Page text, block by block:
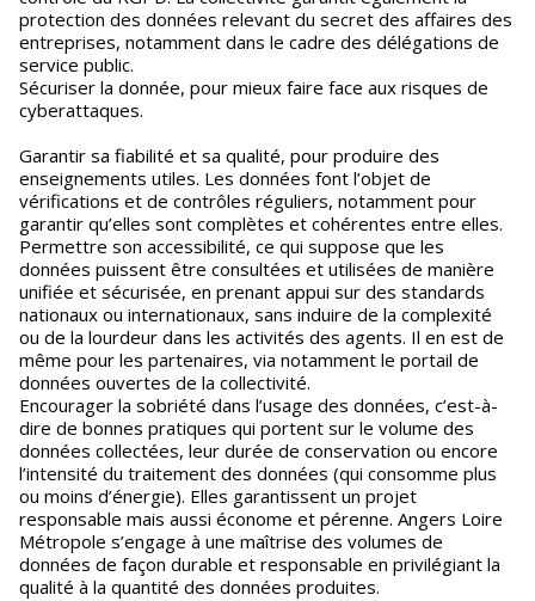
protection des données relevant du secret des affaires des
entreprises, notamment dans le cadre des délégations de
service public.
Sécuriser la donnée, pour mieux faire face aux risques de
cyberattaques.
Garantir sa fiabilité et sa qualité, pour produire des
enseignements utiles. Les données font l’objet de
vérifications et de contrôles réguliers, notamment pour
garantir qu’elles sont complètes et cohérentes entre elles.
Permettre son accessibilité, ce qui suppose que les
données puissent être consultées et utilisées de manière
unifiée et sécurisée, en prenant appui sur des standards
nationaux ou internationaux, sans induire de la complexité
ou de la lourdeur dans les activités des agents. Il en est de
même pour les partenaires, via notamment le portail de
données ouvertes de la collectivité.
Encourager la sobriété dans l’usage des données, c’est-à-
dire de bonnes pratiques qui portent sur le volume des
données collectées, leur durée de conservation ou encore
l’intensité du traitement des données (qui consomme plus
ou moins d’énergie). Elles garantissent un projet
responsable mais aussi économe et pérenne. Angers Loire
Métropole s’engage à une maîtrise des volumes de
données de façon durable et responsable en privilégiant la
qualité à la quantité des données produites.